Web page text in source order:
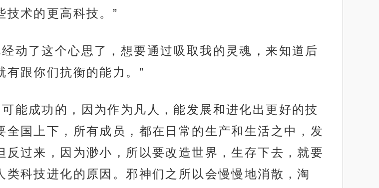
术的更高科技。”
动了这个心思了，想要通过吸取我的灵魂，来知道后
跟你们抗衡的能力。”
能成功的，因为作为凡人，能发展和进化出更好的技
国上下，所有成员，都在日常的生产和生活之中，发
过来，因为渺小，所以要改造世界，生存下去，就要
科技进化的原因。邪神们之所以会慢慢地消散，淘